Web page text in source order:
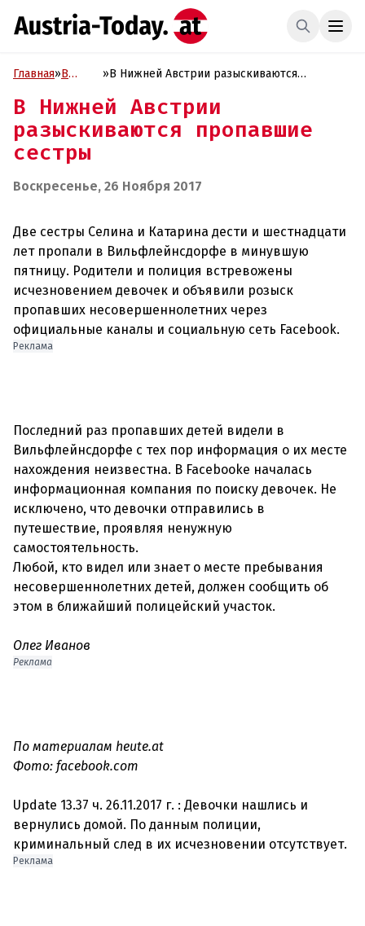
Главная»В
»В Нижней Австрии разыскиваются
В Нижней Австрии
разыскиваются пропавшие
сестры
Воскресенье, 26 Ноября 2017
Две сестры Селина и Катарина дести и шестнадцати
лет пропали в Вильфлейнсдорфе в минувшую
пятницу. Родители и полиция встревожены
исчезновением девочек и объявили розыск
пропавших несовершеннолетних через
Реклама
Последний раз пропавших детей видели в
Вильфлейнсдорфе с тех пор информация о их месте
нахождения неизвестна. В Facebooke началась
информационная компания по поиску девочек. Не
исключено, что девочки отправились в
путешествие, проявляя ненужную
самостоятельность.
Любой, кто видел или знает о месте пребывания
несовершеннолетних детей, должен сообщить об
этом в ближайший полицейский участок.
Олег Иванов
Реклама
По материалам heute.at
Фото: facebook.com
Update 13.37 ч. 26.11.2017 г. : Девочки нашлись и
вернулись домой. По данным полиции,
криминальный след в их исчезновении отсутствует.
Реклама